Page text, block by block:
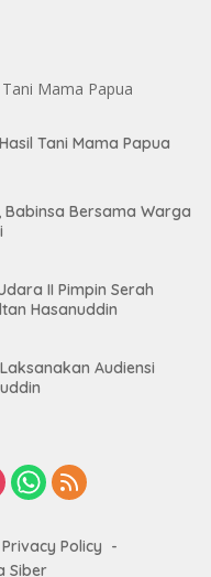
Tani Mama Papua
Babinsa Bersama Warga
Hasanuddin
Audiensi
Privacy Policy
Siber